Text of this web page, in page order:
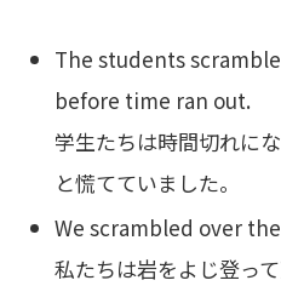
The students
before time ran out.
学生たちは時間切れに
と慌てていました。
We scrambled over
私たちは岩をよじ登っ